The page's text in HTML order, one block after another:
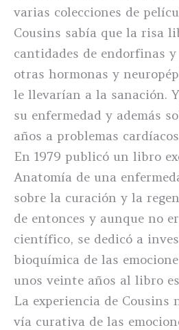
varias colecciones de
Cousins sabía que la risa
cantidades de endorfinas
otras hormonas y
le llevarían a la sanación.
su enfermedad y además
años a problemas
En 1979 publicó un libro
Anatomía de una
sobre la curación y la
de entonces y aunque no
científico, se dedicó a
bioquímica de las
unos veinte años al libro
La experiencia de Cousins
vía curativa de las